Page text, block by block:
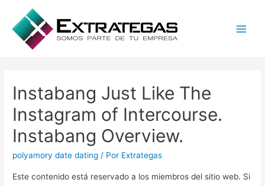
Instabang Just Like The
Instagram of Intercourse.
Instabang Overview.
polyamory date dating / Por Extrategas
Este contenido está reservado a los miembros del sitio web. Si